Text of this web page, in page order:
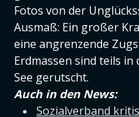
Fotos von der
Ausmaß: Ein großer
eine angrenzende
Erdmassen sind teils
See gerutscht.
Auch in den News:
Sozialverband